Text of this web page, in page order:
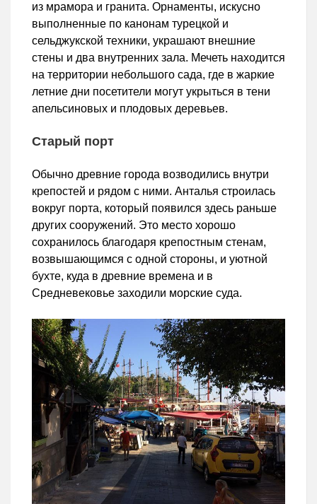
из мрамора и гранита. Орнаменты, искусно
выполненные по канонам турецкой и
сельджукской техники, украшают внешние
стены и два внутренних зала. Мечеть находится
на территории небольшого сада, где в жаркие
летние дни посетители могут укрыться в тени
апельсиновых и плодовых деревьев.
Старый порт
Обычно древние города возводились внутри
крепостей и рядом с ними. Анталья строилась
вокруг порта, который появился здесь раньше
других сооружений. Это место хорошо
сохранилось благодаря крепостным стенам,
возвышающимся с одной стороны, и уютной
бухте, куда в древние времена и в
Средневековье заходили морские суда.